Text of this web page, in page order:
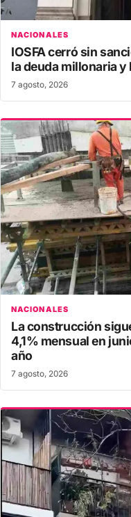
NACIONALES
IOSFA cerró sin
la deuda millonaria
7 agosto, 2026
NACIONALES
La construcción
4,1% mensual en
año
7 agosto, 2026